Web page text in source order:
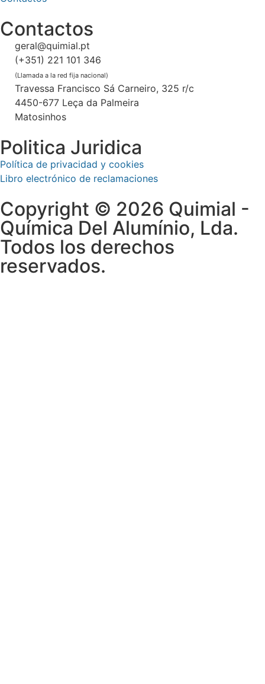
Contactos
geral@quimial.pt
(+351) 221 101 346
(Llamada a la red fija nacional)
Travessa Francisco Sá Carneiro, 325 r/c
4450-677 Leça da Palmeira
Matosinhos
Politica Juridica
Política de privacidad y cookies
Libro electrónico de reclamaciones
Copyright © 2026 Quimial -
Química Del Alumínio, Lda.
Todos los derechos
reservados.